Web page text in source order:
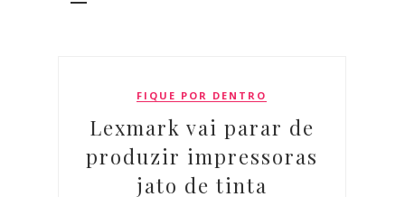
FIQUE POR DENTRO
Lexmark vai parar de
produzir impressoras
jato de tinta